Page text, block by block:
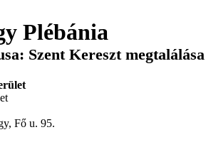
Plébánia
Szent Kereszt megtalálása
Fő u. 95.